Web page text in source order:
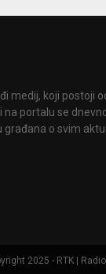
medij, koji postoji
portalu se
o svim
2025 - RTK |